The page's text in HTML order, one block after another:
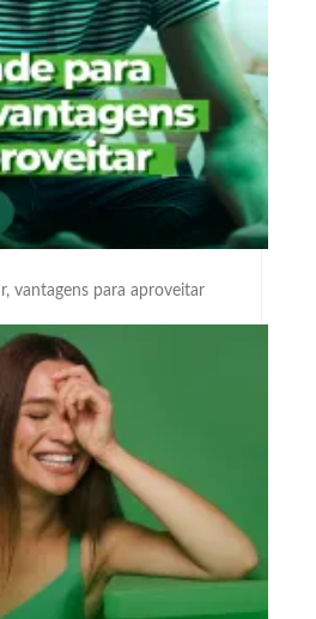
vantagens para aproveitar